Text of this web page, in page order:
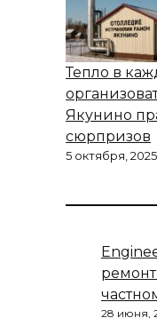
Тепло в
Якунино
сюрпризов
5 октября, 2025
28 июня,